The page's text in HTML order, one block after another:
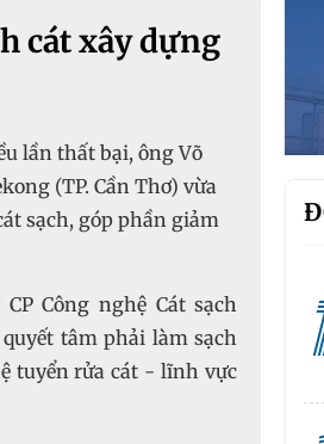
cát xây dựng
lần thất bại, ông Võ
(TP. Cần Thơ) vừa
sạch, góp phần giảm
Công nghệ Cát sạch
tâm phải làm sạch
tuyển rửa cát - lĩnh vực